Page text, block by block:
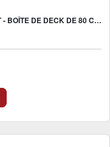
DISNEY LORCANA JCC : CIEL SCINTILLANT - BOÎTE DE DECK DE 80 CARTES ALADDIN - UK